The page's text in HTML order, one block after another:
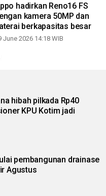
hadirkan Reno16 FS
kamera 50MP dan
berkapasitas besar
June 2026 14:18 WIB
hibah pilkada Rp40
KPU Kotim jadi
pembangunan drainase
Agustus